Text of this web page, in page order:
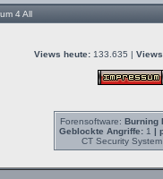
4 All
Views heute: 133.635 |
Forensoftware: Burning
Geblockte Angriffe:1 |
CT Security